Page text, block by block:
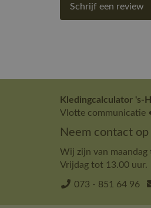
Schrijf een review
Kledingcalculator 's-
Vlotte communicatie
Neem contact
Wij zijn van
Vrijdag tot 13.00 uur.
073 - 851 64 96